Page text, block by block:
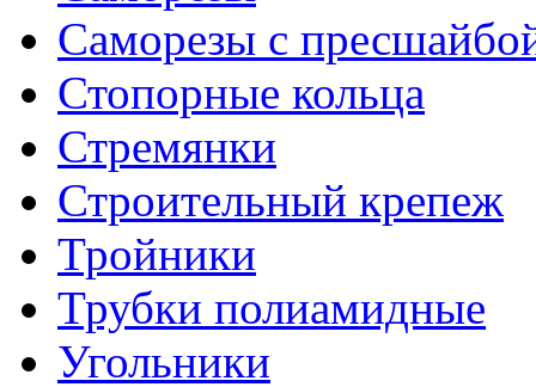
Саморезы с
Стопорные кольца
Стремянки
Строительный крепеж
Тройники
Трубки полиамидные
Угольники